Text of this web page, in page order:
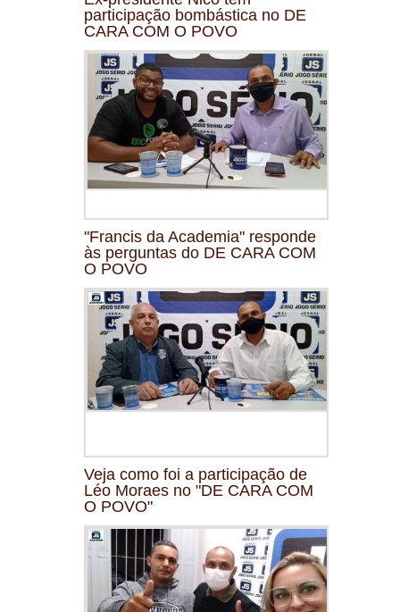
participação bombástica no DE
CARA COM O POVO
"Francis da Academia" responde
às perguntas do DE CARA COM
O POVO
Veja como foi a participação de
Léo Moraes no "DE CARA COM
O POVO"